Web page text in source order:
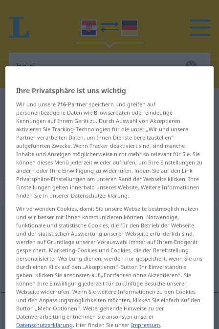
Kroatisch-Deutsch Wörterbuch brid
Kroatisch-Deutsch Übersetzung für
"brid"
"brid" Deutsch Übersetzung
„brid“
brid
Übersicht aller Übersetzungen
(Für mehr Details die Übersetzung anklicken/antippen)
Kante, Rand
Kantef brid
Ihre Privatsphäre ist uns wichtig
Wir und unsere716-Partner speichern und greifen auf
personenbezogene Daten wie Browserdaten oder eindeutige
Kennungen auf Ihrem Gerät zu. Durch Auswahl von Akzeptieren
aktivieren Sie Tracking-Technologien für die unter „Wir und unsere
Partner verarbeiten Daten, um Ihnen Dienste bereitzustellen“
aufgeführten Zwecke. Wenn Tracker deaktiviert sind, sind manche
Inhalte und Anzeigen möglicherweise nicht mehr so relevant für Sie. Sie
können dieses Menü jederzeit wieder aufrufen, um Ihre Einstellungen zu
ändern oder Ihre Einwilligung zu widerrufen, indem Sie auf den Link
Privatsphäre-Einstellungen am unteren Rand der Webseite klicken. Ihre
Einstellungen gelten innerhalb unseres Website. Weitere Informationen
finden Sie in unserer Datenschutzerklärung.
Wir verwenden Cookies, damit Sie unsere Webseite bestmöglich nutzen
und wir besser mit Ihnen kommunizieren können. Notwendige,
funktionale und statistische Cookies, die für den Betrieb der Webseite
und der statistischen Auswertung unserer Webseite erforderlich sind,
werden auf Grundlage unserer Vorauswahl immer auf Ihrem Endgerät
gespeichert. Marketing-Cookies und Cookies, die der Bereitstellung
personalisierter Werbung dienen, werden nur gespeichert, wenn Sie uns
durch einen Klick auf den „Akzeptieren“-Button Ihr Einverständnis
geben. Klicken Sie ansonsten auf „Fortfahren ohne Akzeptieren“. Sie
können Ihre Einwilligung jederzeit für zukünftige Besuche unserer
Webseite widerrufen. Wenn Sie weitere Informationen zu den Cookies
und den Anpassungsmöglichkeiten möchten, klicken Sie einfach auf den
Button „Mehr Optionen“. Weitergehende Hinweise zu der
Datenverarbeitung entnehmen Sie ansonsten unserer
Datenschutzerklärung. Hier finden Sie unserImpressum.